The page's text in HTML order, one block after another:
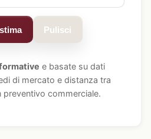
Pulisci
e basate su dati
di mercato e distanza tra
preventivo commerciale.